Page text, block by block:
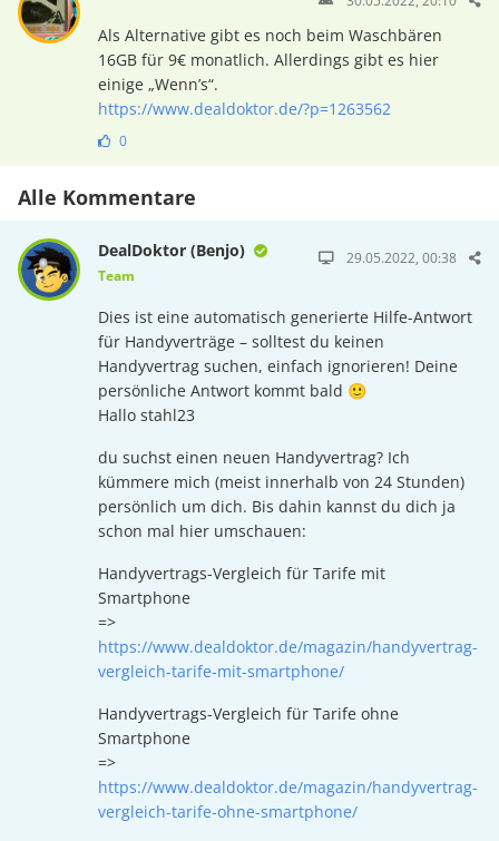
Als Alternative gibt es noch beim Waschbären
16GB für 9€ monatlich. Allerdings gibt es hier
einige „Wenn’s“.
https://www.dealdoktor.de/?p=1263562
0
Alle Kommentare
DealDoktor (Benjo)
Team
29.05.2022, 00:38
Dies ist eine automatisch generierte Hilfe-Antwort
für Handyverträge – solltest du keinen
Handyvertrag suchen, einfach ignorieren! Deine
persönliche Antwort kommt bald 🙂
Hallo stahl23
du suchst einen neuen Handyvertrag? Ich
kümmere mich (meist innerhalb von 24 Stunden)
persönlich um dich. Bis dahin kannst du dich ja
schon mal hier umschauen:
Handyvertrags-Vergleich für Tarife mit
Smartphone
=>
https://www.dealdoktor.de/magazin/handyvertrag-
vergleich-tarife-mit-smartphone/
Handyvertrags-Vergleich für Tarife ohne
Smartphone
=>
https://www.dealdoktor.de/magazin/handyvertrag-
vergleich-tarife-ohne-smartphone/